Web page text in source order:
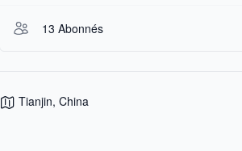
13 Abonnés
Tianjin, China